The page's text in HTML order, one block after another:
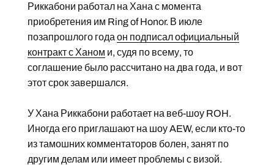
Риккабони работал на Хана с момента
приобретения им Ring of Honor. В июле
позапрошлого года он подписал официальный
контракт с Ханом и, судя по всему, то
соглашение было рассчитано на два года, и вот
этот срок завершался.
У Хана Риккабони работает на веб-шоу ROH.
Иногда его приглашают на шоу AEW, если кто-то
из тамошних комментаторов болен, занят по
другим делам или имеет проблемы с визой.